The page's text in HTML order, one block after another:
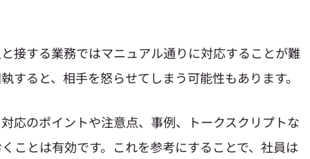
接する業務ではマニュアル通りに対応することが難
すると、相手を怒らせてしまう可能性もあります。
応のポイントや注意点、事例、トークスクリプトな
ことは有効です。これを参考にすることで、社員は